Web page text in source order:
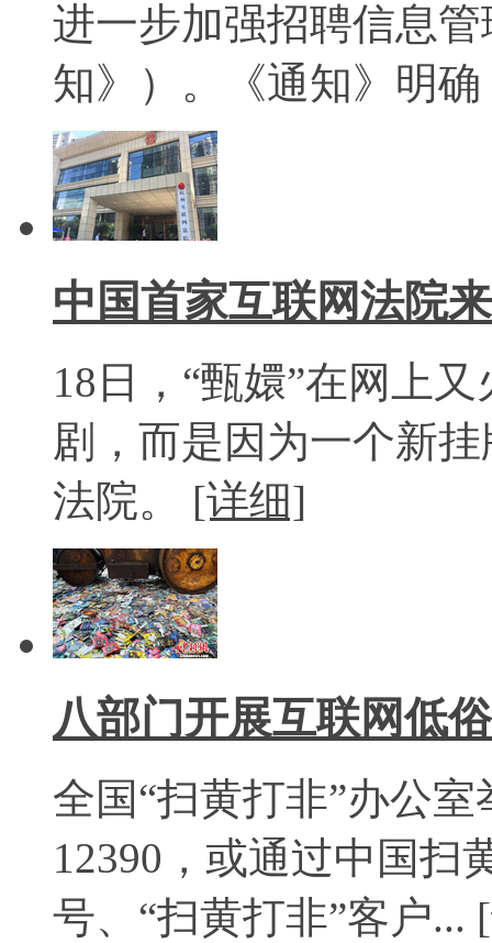
进一步加强招聘信息
知》）。《通知》明
中国首家互联网法院
18日，“甄嬛”在网上
剧，而是因为一个新
法院。 [详细]
八部门开展互联网低
全国“扫黄打非”办公
12390，或通过中国扫
号、“扫黄打非”客户...